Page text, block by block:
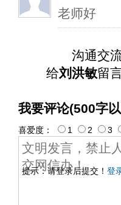
老师好
沟通交
给刘洪敏留
我要评论(500字
提示：请登录后提交！ 登
喜爱度： 1 2 3